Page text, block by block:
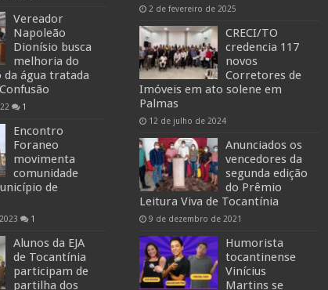
Vereador
Napoleão
Dionísio busca
melhoria do
água tratada
1
Encontro
Foraneo
movimenta
comunidade
de
1
Alunos da EJA
de Tocantínia
participam de
partilha dos
2 de fevereiro de 2025
CRECI/TO
credencia 117
novos
Corretores de
Imóveis em ato solene em
Palmas
12 de julho de 2024
Anunciados os
vencedores da
segunda edição
do Prêmio
Leitura Viva de Tocantínia
9 de dezembro de 2021
Humorista
tocantinense
Vinícius
Martins se